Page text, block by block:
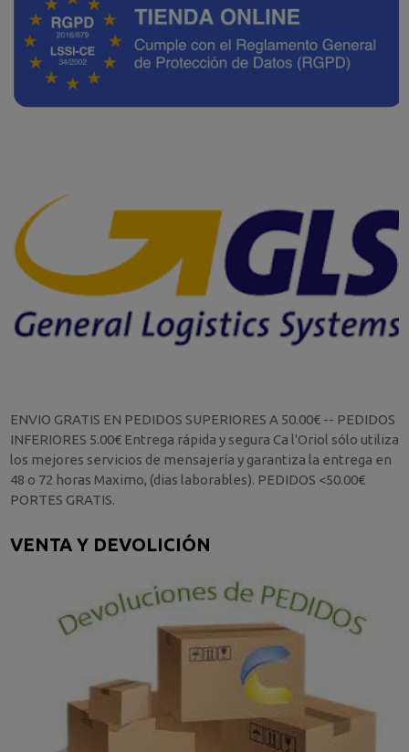
ENVIO GRATIS EN PEDIDOS SUPERIORES A 50.00€ -- PEDIDOS
INFERIORES 5.00€ Entrega rápida y segura Ca l'Oriol sólo utiliza
los mejores servicios de mensajería y garantiza la entrega en
48 o 72 horas Maximo, (dias laborables). PEDIDOS <50.00€
PORTES GRATIS.
VENTA Y DEVOLICIÓN